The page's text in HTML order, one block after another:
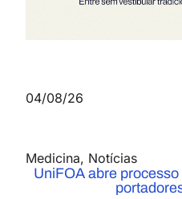
04/08/26
Medicina, Notícias
UniFOA abre